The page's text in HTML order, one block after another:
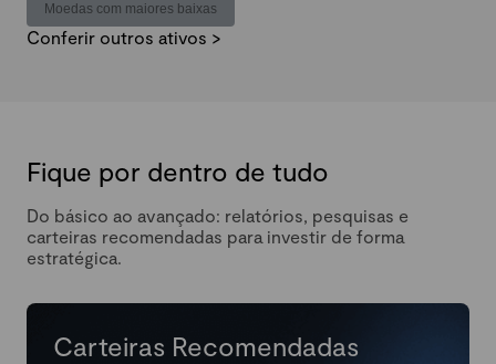
Moedas com maiores baixas
Conferir outros ativos >
Fique por dentro de tudo
Do básico ao avançado: relatórios, pesquisas e
carteiras recomendadas para investir de forma
estratégica.
Carteiras Recomendadas